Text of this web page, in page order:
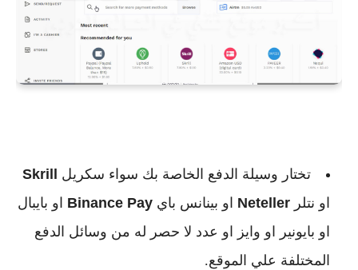
تختار وسيلة الدفع الخاصة بك سواء سكريل
Skrill
او نتلر Neteller او بينانس باي Binance Pay او بايبال
او بايونير او وايز او عدد لا حصر له من وسائل الدفع
المختلفة علي الموقع.